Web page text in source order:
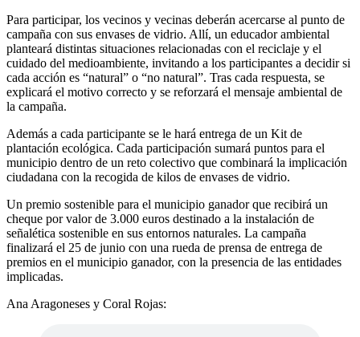
Para participar, los vecinos y vecinas deberán acercarse al punto de
campaña con sus envases de vidrio. Allí, un educador ambiental
planteará distintas situaciones relacionadas con el reciclaje y el
cuidado del medioambiente, invitando a los participantes a decidir si
cada acción es “natural” o “no natural”. Tras cada respuesta, se
explicará el motivo correcto y se reforzará el mensaje ambiental de
la campaña.
Además a cada participante se le hará entrega de un Kit de
plantación ecológica. Cada participación sumará puntos para el
municipio dentro de un reto colectivo que combinará la implicación
ciudadana con la recogida de kilos de envases de vidrio.
Un premio sostenible para el municipio ganador que recibirá un
cheque por valor de 3.000 euros destinado a la instalación de
señalética sostenible en sus entornos naturales. La campaña
finalizará el 25 de junio con una rueda de prensa de entrega de
premios en el municipio ganador, con la presencia de las entidades
implicadas.
Ana Aragoneses y Coral Rojas: